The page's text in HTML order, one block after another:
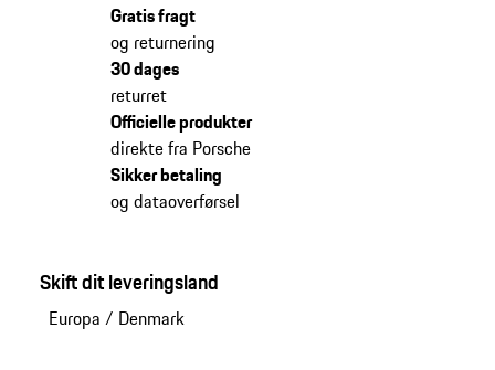
Gratis fragt
og returnering
30 dages
returret
Officielle produkter
direkte fra Porsche
Sikker betaling
og dataoverførsel
Skift dit leveringsland
Europa / Denmark